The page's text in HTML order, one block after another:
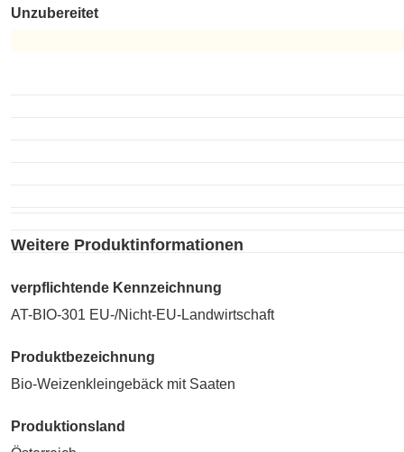
Unzubereitet
Weitere Produktinformationen
verpflichtende Kennzeichnung
AT-BIO-301 EU-/Nicht-EU-Landwirtschaft
Produktbezeichnung
Bio-Weizenkleingebäck mit Saaten
Produktionsland